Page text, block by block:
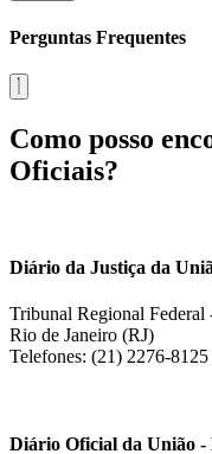
Perguntas Frequentes
Como posso
Oficiais?
Diário da Justiça da
Tribunal Regional Federal
Rio de Janeiro (RJ)
Telefones: (21) 2276-
Diário Oficial da União -